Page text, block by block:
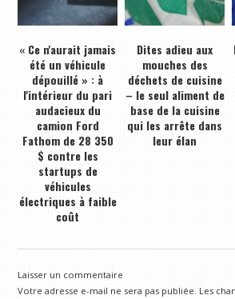
« Ce n'aurait jamais
été un véhicule
dépouillé » : à
l'intérieur du pari
audacieux du
camion Ford
Fathom de 28 350
$ contre les
startups de
véhicules
électriques à faible
coût
Dites adieu aux
mouches des
déchets de cuisine
– le seul aliment de
base de la cuisine
qui les arrête dans
leur élan
Laisser un commentaire
Votre adresse e-mail ne sera pas publiée. Les